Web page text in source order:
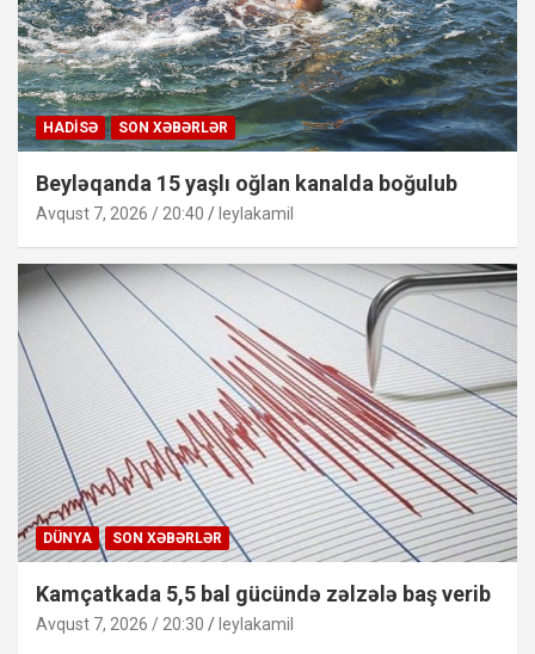
HADISƏ SON XƏBƏRLƏR
Beyləqanda 15 yaşlı oğlan kanalda boğulub
Avqust 7, 2026 / 20:40 leylakamil
DÜNYA SON XƏBƏRLƏR
Kamçatkada 5,5 bal gücündə zəlzələ baş verib
Avqust 7, 2026 / 20:30 leylakamil